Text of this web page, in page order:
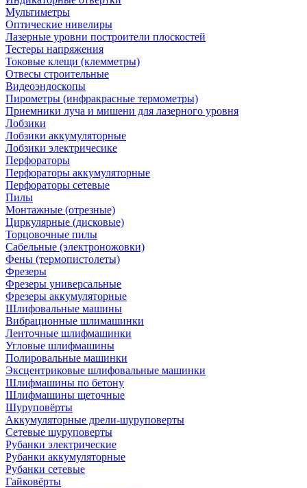
Мультиметры
Оптические нивелиры
Лазерные уровни построители плоскостей
Тестеры напряжения
Токовые клещи (клемметры)
Отвесы строительные
Видеоэндоскопы
Пирометры (инфракрасные термометры)
Приемники луча и мишени для лазерного уровня
Лобзики
Лобзики аккумуляторные
Лобзики электричесике
Перфораторы
Перфораторы аккумуляторные
Перфораторы сетевые
Пилы
Монтажные (отрезные)
Циркулярные (дисковые)
Торцовочные пилы
Сабельные (электроножовки)
Фены (термопистолеты)
Фрезеры
Фрезеры универсальные
Фрезеры аккумуляторные
Шлифовальные машины
Вибрационные шлимашинки
Ленточные шлифмашинки
Угловые шлифмашины
Полировальные машинки
Эксцентриковые шлифовальные машинки
Шлифмашины по бетону
Шлифмашины щеточные
Шуруповёрты
Аккумуляторные дрели-шуруповерты
Сетевые шуруповерты
Рубанки электрические
Рубанки аккумуляторные
Рубанки сетевые
Гайковёрты